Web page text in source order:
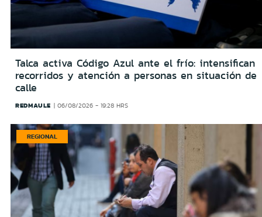
Talca activa Código Azul ante el frío: intensifican
recorridos y atención a personas en situación de
calle
REDMAULE 06/08/2026 - 19:28 HRS
REGIONAL